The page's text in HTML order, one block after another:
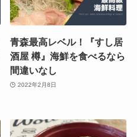
青森最高レベル！『すし居
酒屋 樽』海鮮を食べるなら
間違いなし
2022年2月8日